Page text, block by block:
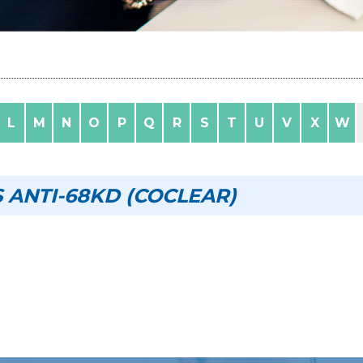
L M N O P Q R S T U V X W
ANTI-68KD (COCLEAR)